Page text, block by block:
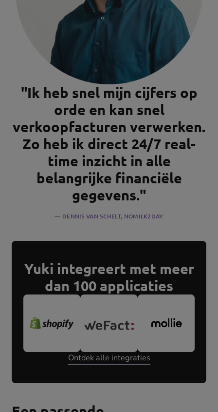
"Ik heb snel mijn cijfers op
orde en kan snel
verkoopfacturen verwerken.
Zo heb ik direct 24/7 real-
time inzicht in alle
belangrijke financiële
gegevens."
DENNIS VAN SCHELT, NOMILK2DAY
Yuki integreert met meer
dan 100 applicaties
Ontdek alle integraties